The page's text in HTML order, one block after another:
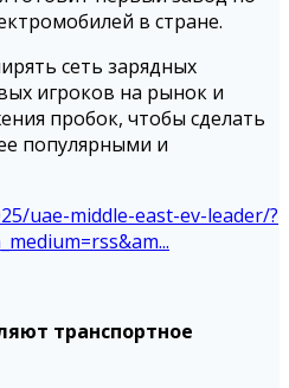
в стране.
сеть зарядных
игроков на рынок и
пробок, чтобы сделать
популярными и
uae-middle-east-ev-leader/?
транспортное